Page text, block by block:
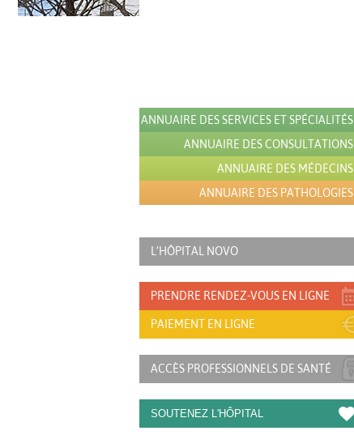
ANNUAIRE DES SERVICES ET SPÉCIALITÉS
ANNUAIRE DES CONSULTATIONS
ANNUAIRE DES MÉDECINS
ANNUAIRE DES PATHOLOGIES
L’HÔPITAL NOVO
PRENDRE RENDEZ-VOUS EN LIGNE
PAIEMENT EN LIGNE
ACCÈS PROFESSIONNELS DE SANTÉ
SOUTENEZ L'HÔPITAL